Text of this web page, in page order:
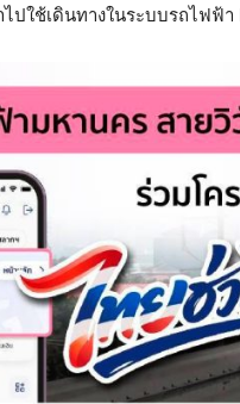
ปใช้เดินทางในระบบรถไฟฟ้า